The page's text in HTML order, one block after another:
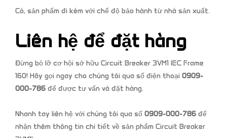
Có, sản phẩm đi kèm với chế độ bảo hành từ nhà sản xuất.
Liên hệ để đặt hàng
Đừng bỏ lỡ cơ hội sở hữu Circuit Breaker 3VM1 IEC Frame
160! Hãy gọi ngay cho chúng tôi qua số điện thoại 0909-
000-786 để được tư vấn và đặt hàng.
Nhanh tay liên hệ với chúng tôi qua số 0909-000-786 để
nhận thêm thông tin chi tiết về sản phẩm Circuit Breaker